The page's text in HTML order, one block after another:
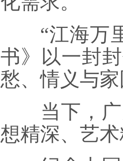
“江海万里
书》以一封
愁、情义与
当下，广
想精深、艺